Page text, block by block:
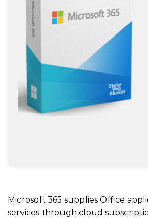
Microsoft 365 supplies Office
services through cloud